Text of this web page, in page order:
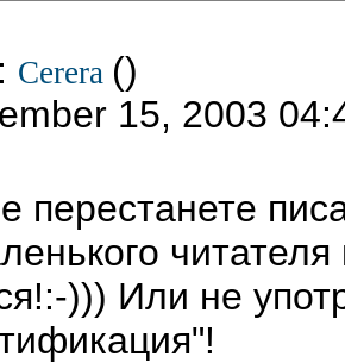
Cerera ()
15, 2003
перестанете
))) Или не